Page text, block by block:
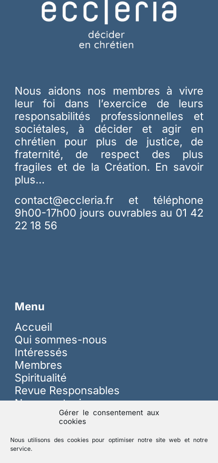
Gérer le consentement aux
cookies
Nous utilisons des cookies pour optimiser notre site web et notre
service.
Nous aidons nos membres à vivre
leur foi dans l’exercice de leurs
responsabilités professionnelles et
sociétales, à décider et agir en
chrétien pour plus de justice, de
fraternité, de respect des plus
fragiles et de la Création. En savoir
plus…
contact@eccleria.fr et téléphone
9h00-17h00 jours ouvrables au 01 42
22 18 56
Menu
Accueil
Qui sommes-nous
Intéressés
Membres
Spiritualité
Revue Responsables
Nous soutenir